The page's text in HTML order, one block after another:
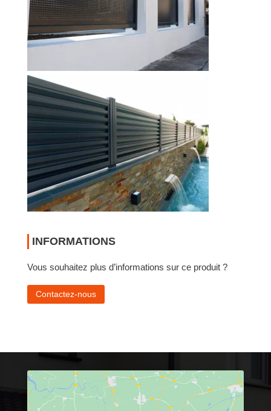
INFORMATIONS
Vous souhaitez plus d’informations sur ce produit ?
Contactez-nous